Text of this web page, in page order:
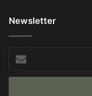
Newsletter
E-
mailin